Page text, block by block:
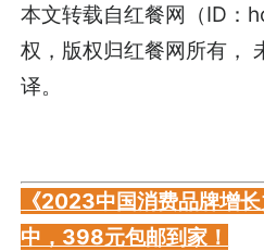
本文转载自红餐网（ID：
权，版权归红餐网所有，
译。
《2023中国消费品牌增
中，398元包邮到家！